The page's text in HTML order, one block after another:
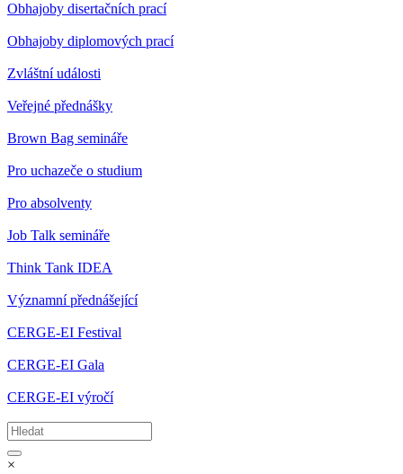
Obhajoby disertačních prací
Obhajoby diplomových prací
Zvláštní události
Veřejné přednášky
Brown Bag semináře
Pro uchazeče o studium
Pro absolventy
Job Talk semináře
Think Tank IDEA
Významní přednášející
CERGE-EI Festival
CERGE-EI Gala
CERGE-EI výročí
×